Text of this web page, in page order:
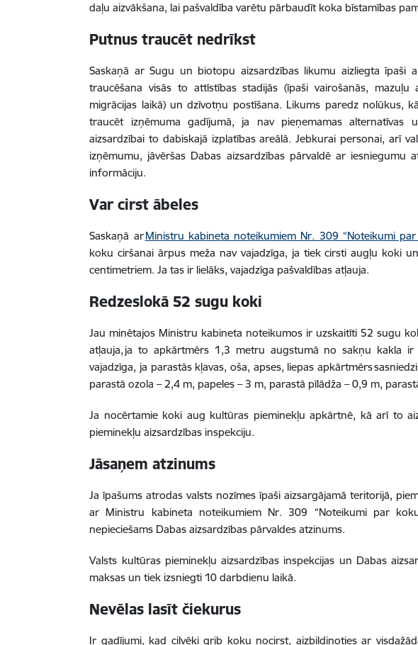
daļu aizvākšana, lai pašvaldība varētu pārbaudīt koka bīstamības
Putnus traucēt nedrīkst
Saskaņā ar Sugu un biotopu aizsardzības likumu aizliegta īpaši
traucēšana visās to attīstības stadijās (īpaši vairošanās,
migrācijas laikā) un dzīvotņu postīšana. Likums paredz nolūkus,
traucēt izņēmuma gadījumā, ja nav pieņemamas alternatīvas
aizsardzībai to dabiskajā izplatības areālā. Jebkurai personai, arī
izņēmumu, jāvēršas Dabas aizsardzības pārvaldē ar iesniegumu
informāciju.
Var cirst ābeles
Saskaņā arMinistru kabineta noteikumiem Nr. 309 “Noteikumi
koku ciršanai ārpus meža nav vajadzīga, ja tiek cirsti augļu koki
centimetriem. Ja tas ir lielāks, vajadzīga pašvaldības atļauja.
Redzeslokā 52 sugu koki
Jau minētajos Ministru kabineta noteikumos ir uzskaitīti 52 sugu
atļauja, ja to apkārtmērs 1,3 metru augstumā no sakņu kakla ir
vajadzīga, ja parastās kļavas, oša, apses, liepas apkārtmērs
parastā ozola – 2,4 m, papeles – 3 m, parastā pīlādža – 0,9 m,
Ja nocērtamie koki aug kultūras pieminekļu apkārtnē, kā arī to
pieminekļu aizsardzības inspekciju.
Jāsaņem atzinums
Ja īpašums atrodas valsts nozīmes īpaši aizsargājamā teritorijā,
ar Ministru kabineta noteikumiem Nr. 309 “Noteikumi par
nepieciešams Dabas aizsardzības pārvaldes atzinums.
Valsts kultūras pieminekļu aizsardzības inspekcijas un Dabas
maksas un tiek izsniegti 10 darbdienu laikā.
Nevēlas lasīt čiekurus
Ir gadījumi, kad cilvēki grib koku nocirst, aizbildinoties ar